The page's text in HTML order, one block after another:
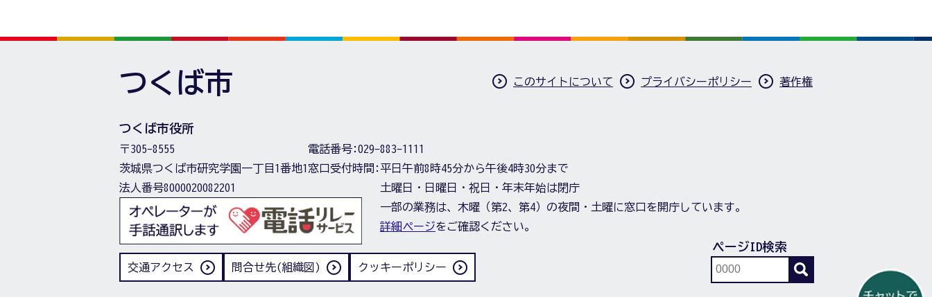
つくば市 このサイトについて プライバシーポリシー 著作権
つくば市役所
〒305-8555
茨城県つくば市研究学園一丁目1番地1
法人番号8000020082201
電話番号:029-883-1111
窓口受付時間:平日午前8時45分から午後4時30分まで
土曜日・日曜日・祝日・年末年始は閉庁
一部の業務は、木曜（第2、第4）の夜間・土曜に窓口を開庁しています。
詳細ページをご確認ください。
交通アクセス 問合せ先(組織図) クッキーポリシー
ページID検索